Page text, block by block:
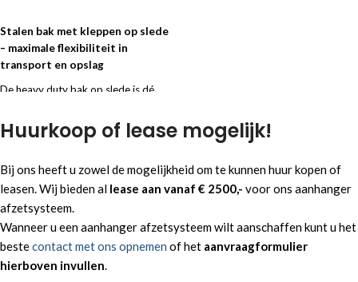
Stalen bak met kleppen op slede
– maximale flexibiliteit in
transport en opslag
De heavy duty bak op slede is dé
of afzetten van puin of grof
stortgoed. Plaats de bak eenvoudig
weer mee voor de volgende locatie.
Tevens een veiligheidsaspect uw
aanhanger kunt u veilig achterlaten
op uw eigen terrein of andere locatie
waar diefstal voorkomen wordt.
Ideaal voor aannemers, hoveniers en
Huurkoop of lease mogelijk!
Bij ons heeft u zowel de mogelijkheid om te kunnen huur kopen of
leasen. Wij bieden al lease aan vanaf € 2500,- voor ons aanhanger
afzetsysteem.
Wanneer u een aanhanger afzetsysteem wilt aanschaffen kunt u het
bestecontact met ons opnemen of het aanvraagformulier
hierboven invullen.